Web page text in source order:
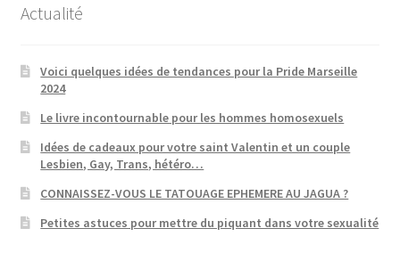
Actualité
Voici quelques idées de tendances pour la Pride Marseille
2024
Le livre incontournable pour les hommes homosexuels
Idées de cadeaux pour votre saint Valentin et un couple
Lesbien, Gay, Trans, hétéro…
CONNAISSEZ-VOUS LE TATOUAGE EPHEMERE AU JAGUA ?
Petites astuces pour mettre du piquant dans votre sexualité